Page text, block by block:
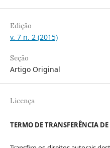
Edição
v. 7 n. 2 (2015)
Seção
Artigo Original
Licença
TERMO DE TRANSFERÊNCIA